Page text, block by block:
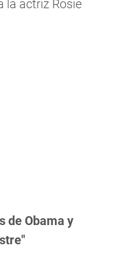
la actriz Rosie
de Obama y